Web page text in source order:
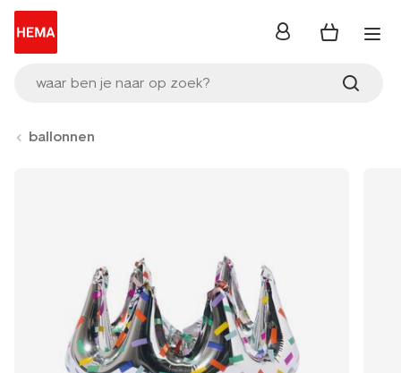
waar ben je naar op zoek?
inloggen
ballonnen